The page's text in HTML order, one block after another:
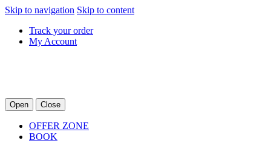
Skip to navigation Skip to content
Track your order
My Account
Open Close
OFFER ZONE
BOOK